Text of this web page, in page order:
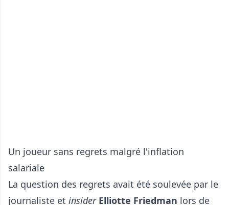
Un joueur sans regrets malgré l'inflation
salariale
La question des regrets avait été soulevée par le
journaliste et insider Elliotte Friedman lors de